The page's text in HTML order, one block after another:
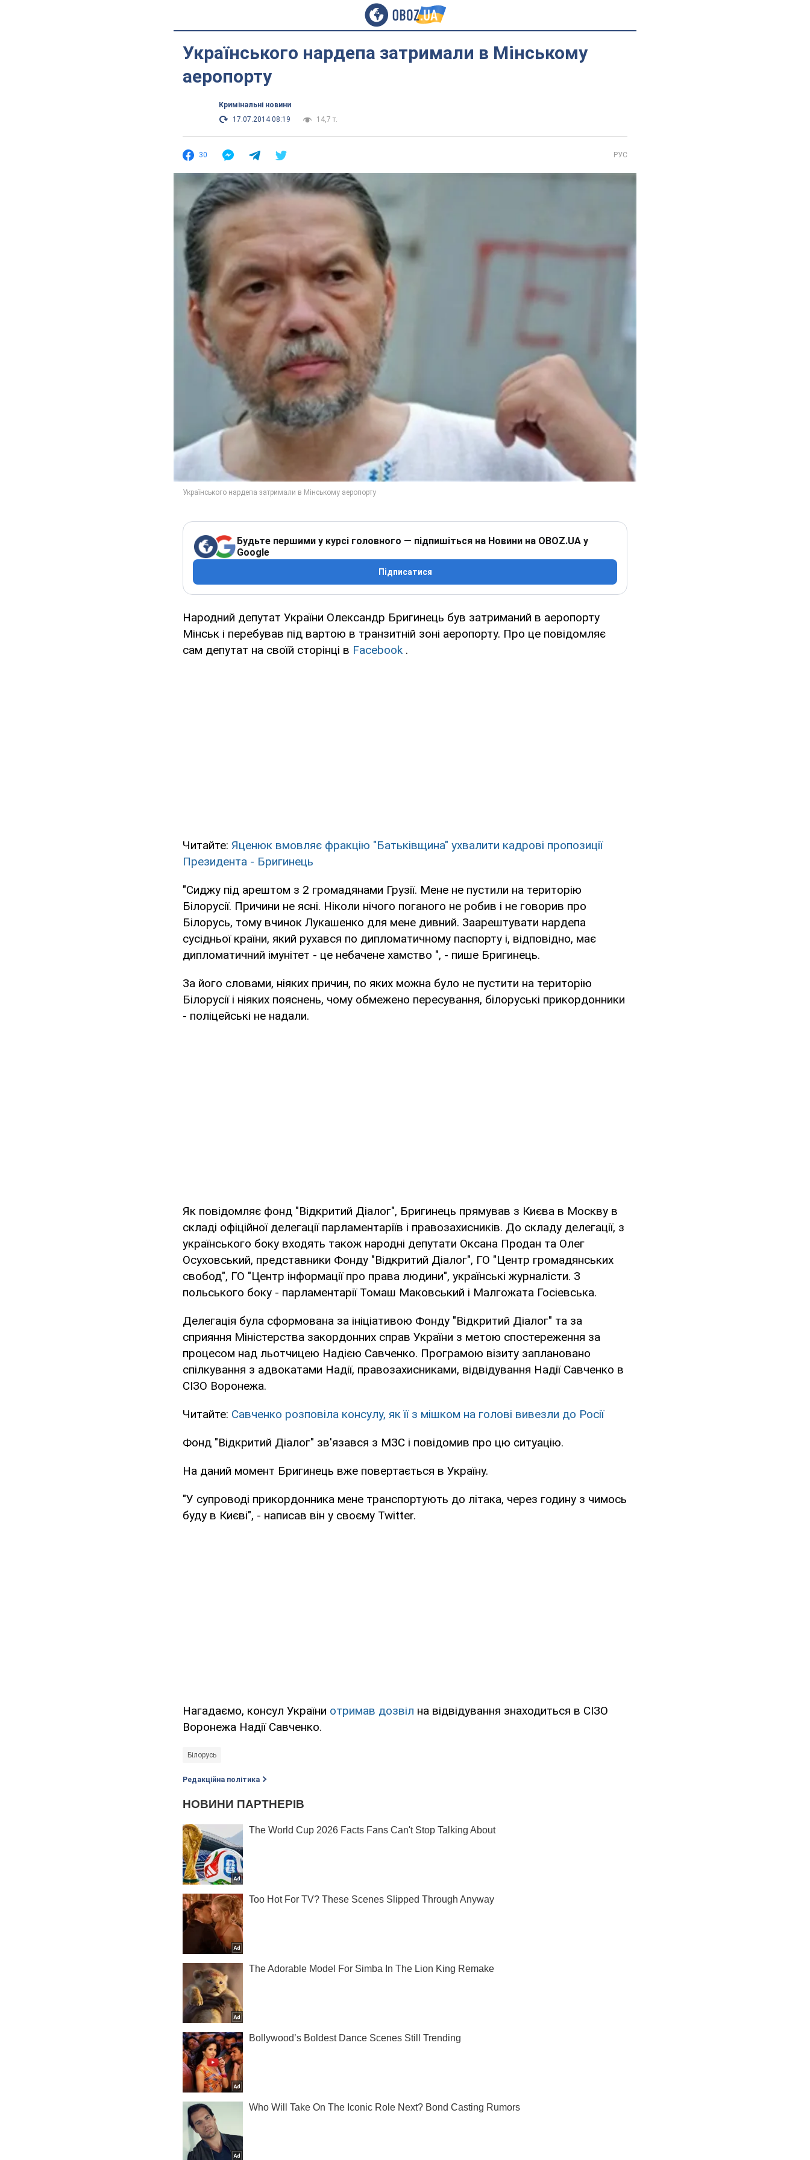
Українського нардепа затримали в Мінському
аеропорту
Кримінальні новини
17.07.2014 08:19
14,7 т.
30 РУС
Будьте першими у курсі головного — підпишіться на Новини на OBOZ.UA у
Google
Підписатися
Народний депутат України Олександр Бригинець був затриманий в аеропорту
Мінськ і перебував під вартою в транзитній зоні аеропорту. Про це повідомляє
сам депутат на своїй сторінці в Facebook .
Читайте: Яценюк вмовляє фракцію "Батьківщина" ухвалити кадрові пропозиції
Президента - Бригинець
"Сиджу під арештом з 2 громадянами Грузії. Мене не пустили на територію
Білорусії. Причини не ясні. Ніколи нічого поганого не робив і не говорив про
Білорусь, тому вчинок Лукашенко для мене дивний. Заарештувати нардепа
сусідньої країни, який рухався по дипломатичному паспорту і, відповідно, має
дипломатичний імунітет - це небачене хамство ", - пише Бригинець.
За його словами, ніяких причин, по яких можна було не пустити на територію
Білорусії і ніяких пояснень, чому обмежено пересування, білоруські прикордонники
- поліцейські не надали.
Як повідомляє фонд "Відкритий Діалог", Бригинець прямував з Києва в Москву в
складі офіційної делегації парламентаріїв і правозахисників. До складу делегації, з
українського боку входять також народні депутати Оксана Продан та Олег
Осуховський, представники Фонду "Відкритий Діалог", ГО "Центр громадянських
свобод", ГО "Центр інформації про права людини", українські журналісти. З
польського боку - парламентарії Томаш Маковський і Малгожата Госіевська.
Делегація була сформована за ініціативою Фонду "Відкритий Діалог" та за
сприяння Міністерства закордонних справ України з метою спостереження за
процесом над льотчицею Надією Савченко. Програмою візиту заплановано
спілкування з адвокатами Надії, правозахисниками, відвідування Надії Савченко в
СІЗО Воронежа.
Читайте: Савченко розповіла консулу, як її з мішком на голові вивезли до Росії
Фонд "Відкритий Діалог" зв'язався з МЗС і повідомив про цю ситуацію.
На даний момент Бригинець вже повертається в Україну.
"У супроводі прикордонника мене транспортують до літака, через годину з чимось
буду в Києві", - написав він у своєму Twitter.
Нагадаємо, консул України отримав дозвіл на відвідування знаходиться в СІЗО
Воронежа Надії Савченко.
Білорусь
Редакційна політика